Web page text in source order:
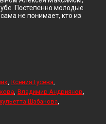
Постепенно молодые
не понимает, кто из
Ксения Гусева
Владимир Андриянов
Шабанова